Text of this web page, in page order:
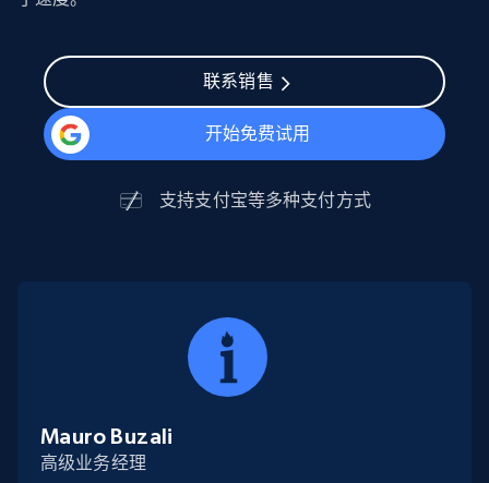
联系销售
开始免费试用
支持支付宝等多种支付方式
Mauro Buzali
高级业务经理